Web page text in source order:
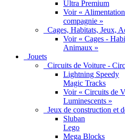
Ultra Premium
Voir «
compagnie »
Cages, Habitats, Jeux,
Voir « Cages -
Animaux »
Jouets
Circuits de Voiture -
Lightning Speedy
Magic Tracks
Voir « Circuits de
Luminescents »
Jeux de construction et
Sluban
Lego
Mega Blocks